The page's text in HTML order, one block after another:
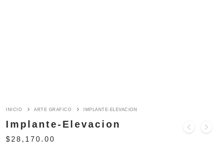
INICIO ARTE GRAFICO IMPLANTE-ELEVACION
Implante-Elevacion
$ 28,170.00